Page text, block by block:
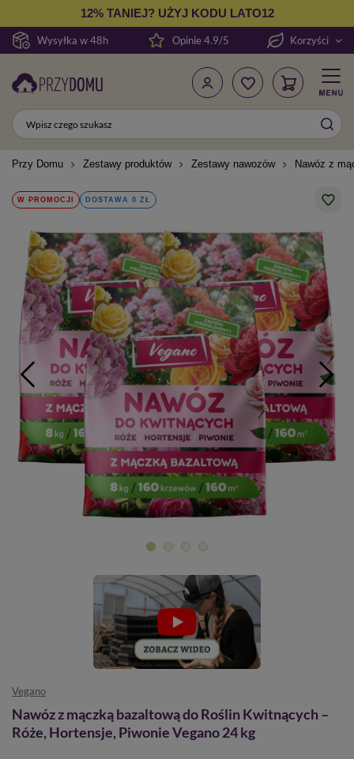
Wysyłka w 48h
12% TANIEJ? UŻYJ KODU LATO12
Opinie 4.9/5 Korzyści
Przy Domu Zestawy produktów Zestawy nawozów Nawóz z
W PROMOCJI DOSTAWA 0 ZŁ
Vegano
Nawóz z mączką bazaltową do Roślin Kwitnących –
Róże, Hortensje, Piwonie Vegano 24 kg